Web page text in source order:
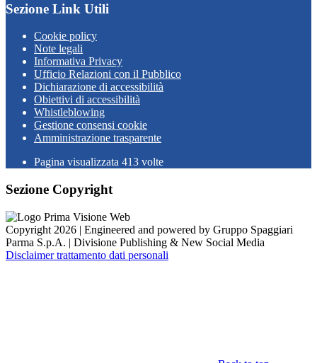
Sezione Link Utili
Cookie policy
Note legali
Informativa Privacy
Ufficio Relazioni con il Pubblico
Dichiarazione di accessibilità
Obiettivi di accessibilità
Whistleblowing
Gestione consensi cookie
Amministrazione trasparente
Pagina visualizzata 413 volte
Sezione Copyright
Copyright 2026 | Engineered and powered by Gruppo Spaggiari
Parma S.p.A. | Divisione Publishing & New Social Media
Disclaimer trattamento dati personali